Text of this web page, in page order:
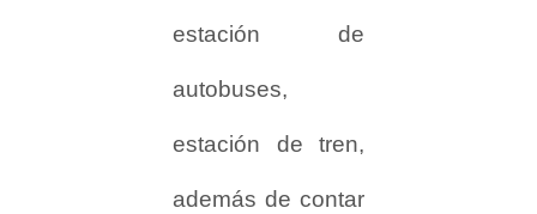
estación de
autobuses,
estación de tren,
además de contar